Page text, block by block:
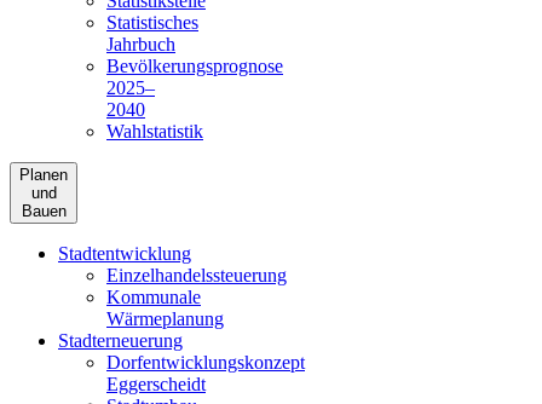
Statistisches
Jahrbuch
Bevölkerungsprognose
2025–
2040
Wahlstatistik
Planen
und
Bauen
Stadtentwicklung
Einzelhandelssteuerung
Kommunale
Wärmeplanung
Stadterneuerung
Dorfentwicklungskonzept
Eggerscheidt